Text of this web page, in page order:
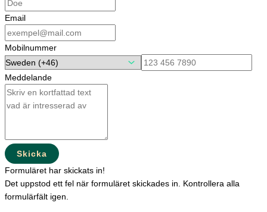
Email
Mobilnummer
Meddelande
Skicka
Formuläret har skickats in!
Det uppstod ett fel när formuläret skickades in. Kontrollera alla
formulärfält igen.